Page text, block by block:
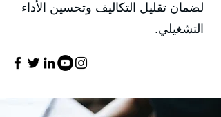
لضمان تقليل التكاليف وتحسين الأداء
التشغيلي.